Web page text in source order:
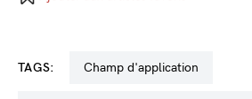
TAGS: champ d'application